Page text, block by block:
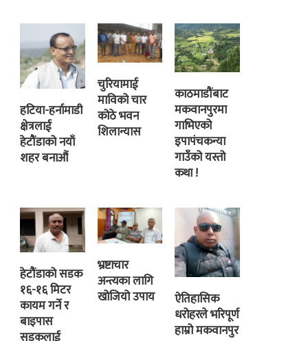
हटिया-हर्नामाडी
क्षेत्रलाई
हेटौंडाको नयाँ
शहर बनाऔं
चुरियामाई
माविको चार
कोठे भवन
शिलान्यास
काठमाडौंबाट
मकवानपुरमा
गाभिएको
इपापंचकन्या
गाउँको यस्तो
कथा !
हेटौंडाको सडक
१६-१६ मिटर
कायम गर्ने र
बाइपास
भ्रष्टाचार
अन्त्यका लागि
खोजियो उपाय
ऐतिहासिक
धरोहरले भरिपूर्ण
हाम्रो मकवानपुर